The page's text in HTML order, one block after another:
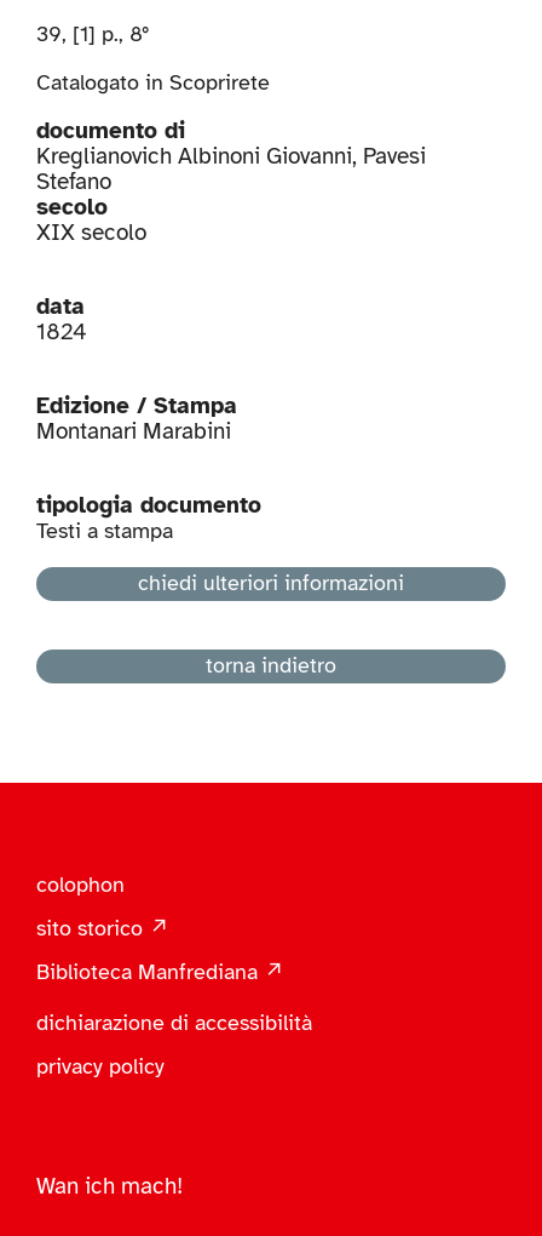
39, [1] p., 8°
Catalogato in Scoprirete
documento di
Kreglianovich Albinoni Giovanni, Pavesi
Stefano
secolo
XIX secolo
data
1824
Edizione / Stampa
Montanari Marabini
tipologia documento
Testi a stampa
chiedi ulteriori informazioni
torna indietro
colophon
sito storico ↗
Biblioteca Manfrediana ↗
dichiarazione di accessibilità
privacy policy
Wan ich mach!